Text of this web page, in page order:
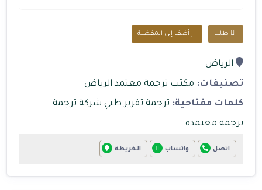
طلب أضف إلى المفضلة
الرياض
تصنيفات: مكتب ترجمة معتمد الرياض
كلمات مفتاحية: ترجمة تقرير طبي شركة ترجمة
ترجمة معتمدة
اتصل واتساب الخريطة